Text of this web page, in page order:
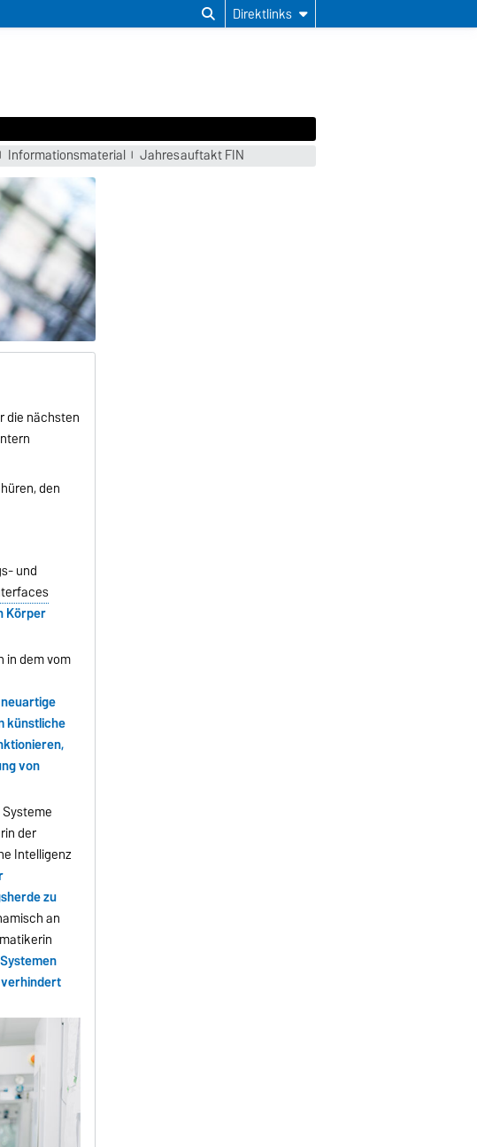
Direktlinks
Informationsmaterial Jahresauftakt FIN
die nächsten
den
und
Körper
in dem vom
künstliche
von
der
Intelligenz
zu
an